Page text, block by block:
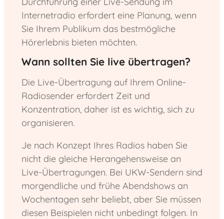
Internetradio erfordert eine Planung, wenn
Sie Ihrem Publikum das bestmögliche
Hörerlebnis bieten möchten.
Wann sollten Sie live übertragen?
Die Live-Übertragung auf Ihrem Online-
Radiosender erfordert Zeit und
Konzentration, daher ist es wichtig, sich zu
organisieren.
Je nach Konzept Ihres Radios haben Sie
nicht die gleiche Herangehensweise an
Live-Übertragungen. Bei UKW-Sendern sind
morgendliche und frühe Abendshows an
Wochentagen sehr beliebt, aber Sie müssen
diesen Beispielen nicht unbedingt folgen. In